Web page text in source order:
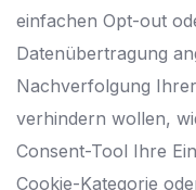
einfachen Opt-out
Datenübertragung
Nachverfolgung
verhindern wollen,
Consent-Tool Ihre
Cookie-Kategorie